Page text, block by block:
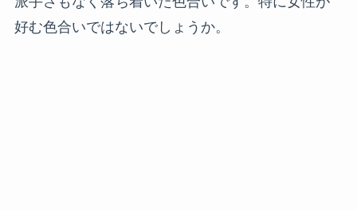
好む色合いではないでしょうか。